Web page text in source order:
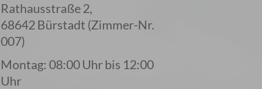
Rathausstraße 2,
68642 Bürstadt (Zimmer-Nr.
007)
Montag: 08:00 Uhr bis 12:00
Uhr